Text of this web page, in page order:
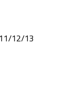
12/13